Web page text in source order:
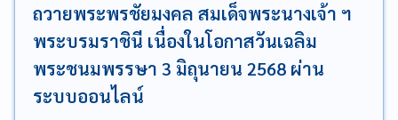
ถวายพระพรชัยมงคล สมเด็จพระนางเจ้า ฯ
พระบรมราชินี เนื่องในโอกาสวันเฉลิม
พระชนมพรรษา 3 มิถุนายน 2568 ผ่าน
ระบบออนไลน์